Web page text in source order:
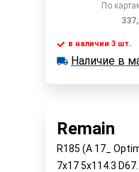
По
в наличии 3 шт.
в наличии 3 шт.
Наличие в
Remain
R185 (A 17_
7x17 5x114.3